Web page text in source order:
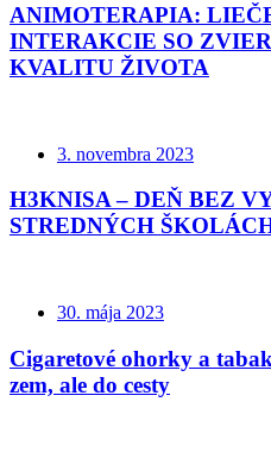
ANIMOTERAPIA:
INTERAKCIE SO
KVALITU ŽIVOTA
3. novembra 2023
H3KNISA – DEŇ BEZ
STREDNÝCH
30. mája 2023
Cigaretové ohorky a
zem, ale do cesty